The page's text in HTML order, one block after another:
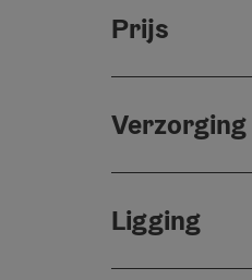
Prijs
Verzorging
Ligging